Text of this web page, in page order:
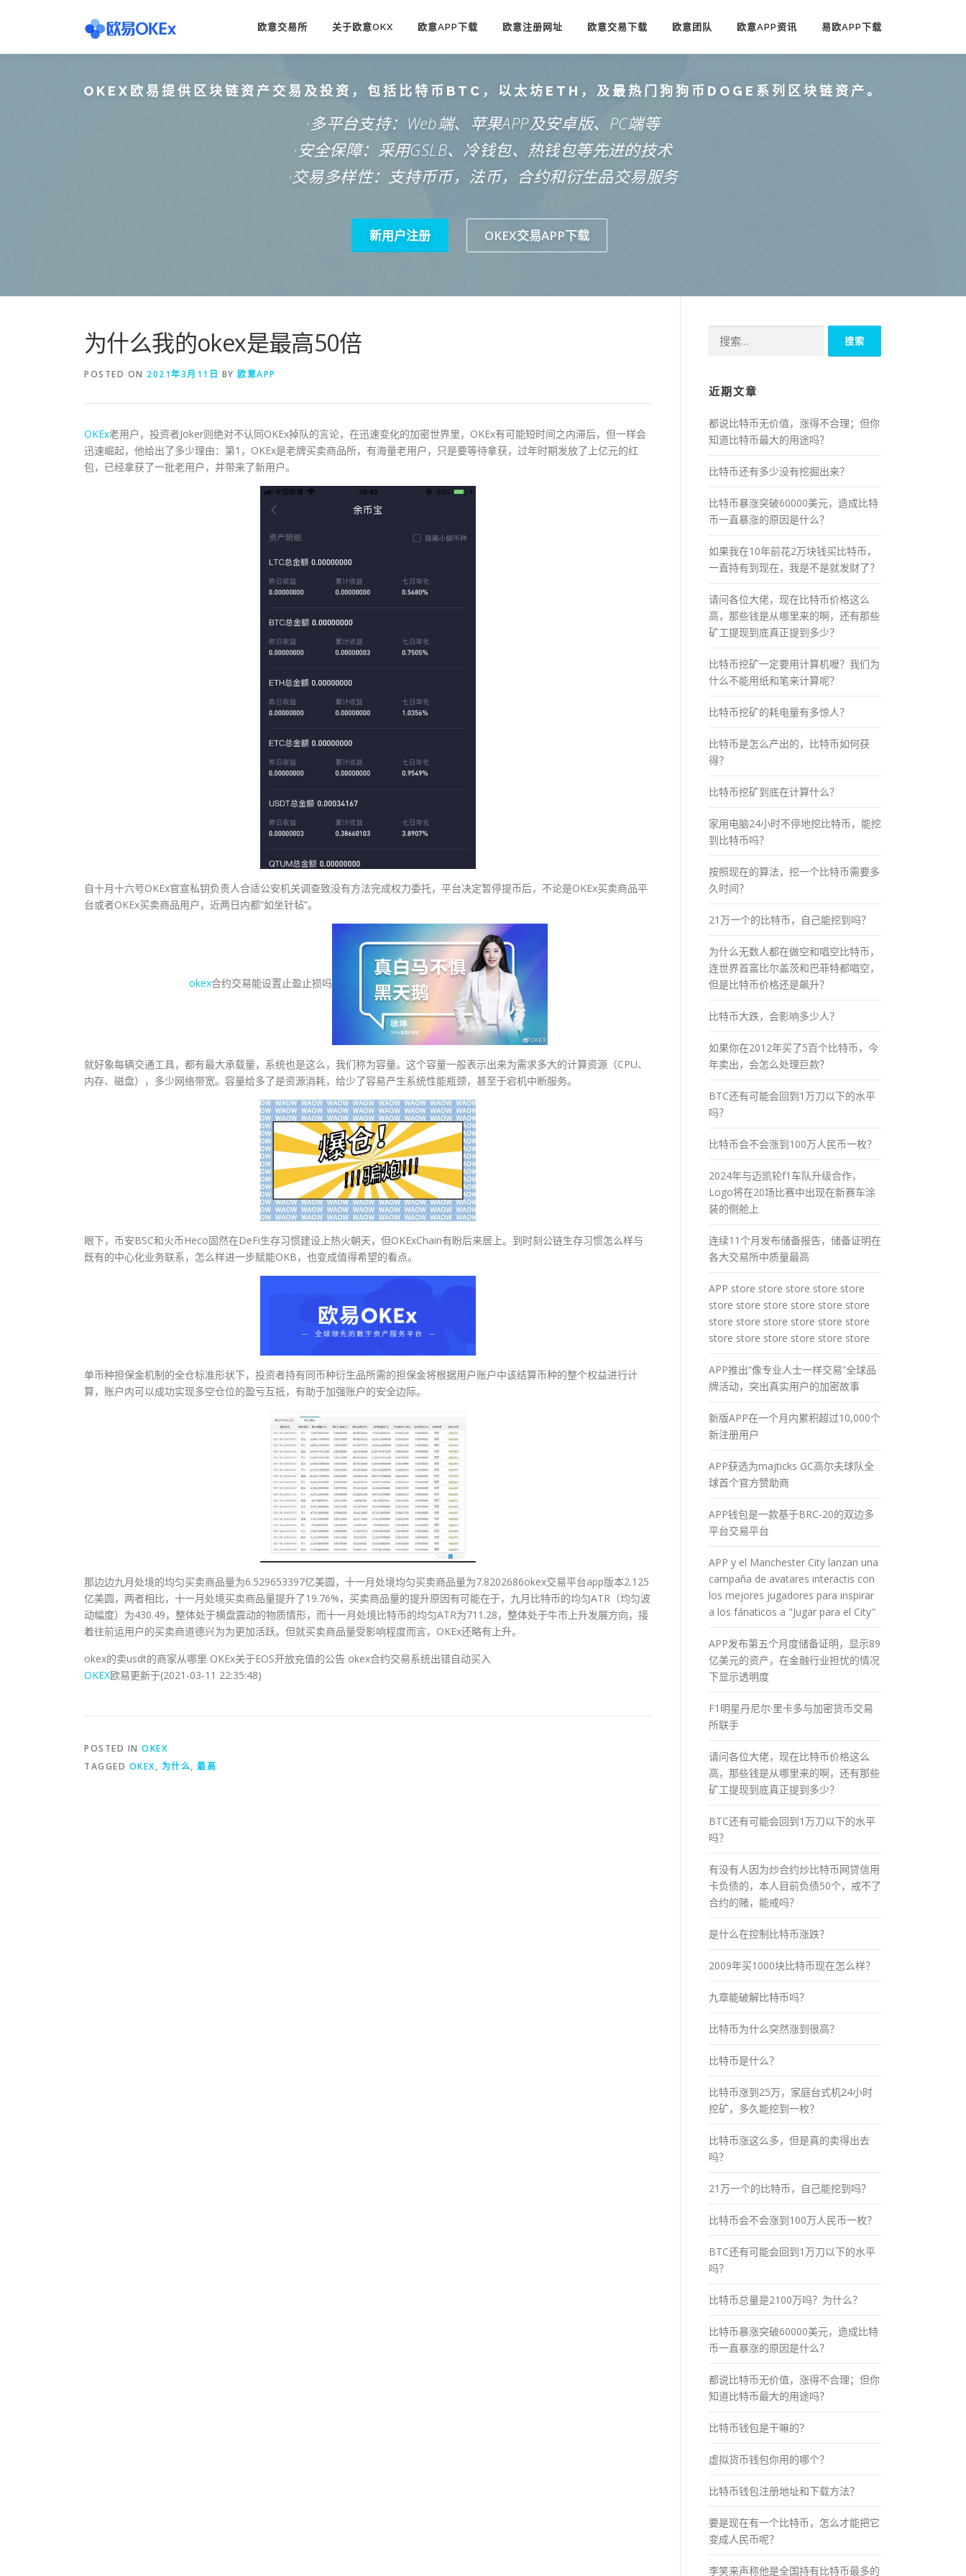
欧意交易所 关于欧意OKX 欧意APP下载 欧意注册网址 欧意交易下载 欧意团队 欧意APP资讯 易欧APP下载
OKEX欧易提供区块链资产交易及投资，包括比特币BTC，以太坊ETH，及最热门狗狗币DOGE系列区块链资产。
·多平台支持：Web端、苹果APP及安卓版、PC端等
·安全保障：采用GSLB、冷钱包、热钱包等先进的技术
·交易多样性：支持币币，法币，合约和衍生品交易服务
新用户注册 OKEX交易APP下载
为什么我的okex是最高50倍
POSTED ON 2021年3月11日 BY 欧意APP
OKEx老用户，投资者Joker则绝对不认同OKEx掉队的言论，在迅速变化的加密世界里，OKEx有可能短时间之内滞后，但一样会
迅速崛起，他给出了多少理由：第1，OKEx是老牌买卖商品所，有海量老用户，只是要等待拿获，过年时期发放了上亿元的红
包，已经拿获了一批老用户，并带来了新用户。
自十月十六号OKEx官宣私钥负责人合适公安机关调查致没有方法完成权力委托，平台决定暂停提币后，不论是OKEx买卖商品平
台或者OKEx买卖商品用户，近两日内都“如坐针毡”。
okex合约交易能设置止盈止损吗
就好象每辆交通工具，都有最大承载量，系统也是这么，我们称为容量。这个容量一般表示出来为需求多大的计算资源（CPU、
内存、磁盘），多少网络带宽。容量给多了是资源消耗，给少了容易产生系统性能瓶颈，甚至于宕机中断服务。
眼下，币安BSC和火币Heco固然在DeFi生存习惯建设上热火朝天，但OKExChain有盼后来居上。到时刻公链生存习惯怎么样与
既有的中心化业务联系，怎么样进一步赋能OKB，也变成值得希望的看点。
单币种担保金机制的全仓标准形状下，投资者持有同币种衍生品所需的担保金将根据用户账户中该结算币种的整个权益进行计
算，账户内可以成功实现多空仓位的盈亏互抵，有助于加强账户的安全边际。
那边边九月处境的均匀买卖商品量为6.529653397亿美圆，十一月处境均匀买卖商品量为7.8202686okex交易平台app版本2.125
亿美圆，两者相比，十一月处境买卖商品量提升了19.76%，买卖商品量的提升原因有可能在于，九月比特币的均匀ATR（均匀波
动幅度）为430.49，整体处于横盘震动的物质情形，而十一月处境比特币的均匀ATR为711.28，整体处于牛市上升发展方向，接
着往前运用户的买卖商道德兴为为更加活跃。但就买卖商品量受影响程度而言，OKEx还略有上升。
okex的卖usdt的商家从哪里 OKEx关于EOS开放充值的公告 okex合约交易系统出错自动买入
OKEX欧易更新于(2021-03-11 22:35:48)
POSTED IN OKEX
TAGGED OKEX, 为什么, 最高
索：
近期文章
都说比特币无价值，涨得不合理；但你
知道比特币最大的用途吗？
比特币还有多少没有挖掘出来？
比特币暴涨突破60000美元，造成比特
币一直暴涨的原因是什么？
如果我在10年前花2万块钱买比特币，
一直持有到现在，我是不是就发财了？
请问各位大佬，现在比特币价格这么
高，那些钱是从哪里来的啊，还有那些
矿工提现到底真正提到多少？
比特币挖矿一定要用计算机嚒？我们为
什么不能用纸和笔来计算呢？
比特币挖矿的耗电量有多惊人？
比特币是怎么产出的，比特币如何获
得？
比特币挖矿到底在计算什么？
家用电脑24小时不停地挖比特币，能挖
到比特币吗？
按照现在的算法，挖一个比特币需要多
久时间？
21万一个的比特币，自己能挖到吗？
为什么无数人都在做空和唱空比特币，
连世界首富比尔盖茨和巴菲特都唱空，
但是比特币价格还是飙升？
比特币大跌，会影响多少人？
如果你在2012年买了5百个比特币，今
年卖出，会怎么处理巨款？
BTC还有可能会回到1万刀以下的水平
吗？
比特币会不会涨到100万人民币一枚？
2024年与迈凯轮f1车队升级合作，
Logo将在20场比赛中出现在新赛车涂
装的侧舱上
连续11个月发布储备报告，储备证明在
各大交易所中质量最高
APP store store store store store
store store store store store store
store store store store store store
store store store store store store
APP推出“像专业人士一样交易”全球品
牌活动，突出真实用户的加密故事
新版APP在一个月内累积超过10,000个
新注册用户
APP获选为majticks GC高尔夫球队全
球首个官方赞助商
APP钱包是一款基于BRC-20的双边多
平台交易平台
APP y el Manchester City lanzan una
campaña de avatares interactis con
los mejores jugadores para inspirar
a los fánaticos a "Jugar para el City"
APP发布第五个月度储备证明，显示89
亿美元的资产，在金融行业担忧的情况
下显示透明度
F1明星丹尼尔·里卡多与加密货币交易
所联手
请问各位大佬，现在比特币价格这么
高，那些钱是从哪里来的啊，还有那些
矿工提现到底真正提到多少？
BTC还有可能会回到1万刀以下的水平
吗？
有没有人因为炒合约炒比特币网贷信用
卡负债的，本人目前负债50个，戒不了
合约的赌，能戒吗？
是什么在控制比特币涨跌？
2009年买1000块比特币现在怎么样？
九章能破解比特币吗？
比特币为什么突然涨到很高？
比特币是什么？
比特币涨到25万，家庭台式机24小时
挖矿，多久能挖到一枚？
比特币涨这么多，但是真的卖得出去
吗？
21万一个的比特币，自己能挖到吗？
比特币会不会涨到100万人民币一枚？
BTC还有可能会回到1万刀以下的水平
吗？
比特币总量是2100万吗？为什么？
比特币暴涨突破60000美元，造成比特
币一直暴涨的原因是什么？
都说比特币无价值，涨得不合理；但你
知道比特币最大的用途吗？
比特币钱包是干嘛的？
虚拟货币钱包你用的哪个？
比特币钱包注册地址和下载方法？
要是现在有一个比特币，怎么才能把它
变成人民币呢？
李笑来声称他是全国持有比特币最多的